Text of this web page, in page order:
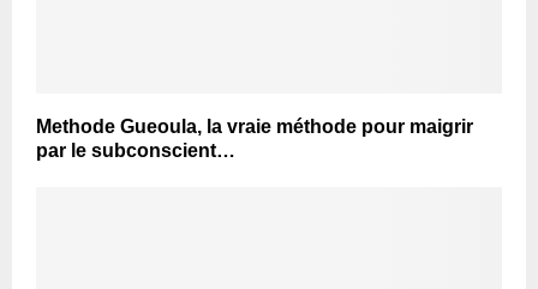
Methode Gueoula, la vraie méthode pour maigrir
par le subconscient…